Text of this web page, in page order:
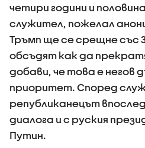
четири години и
служител, пожелал
Тръмп ще се срещне със
обсъдят как да
добави, че това е негов
приоритет. Според
републиканецът
диалога и с руския
Путин.